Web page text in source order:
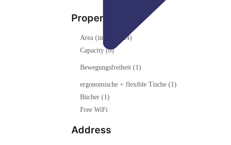
Properties
Area (in sqm) (24)
Capacity (0)
Bewegungsfreiheit (1)
ergonomische + flexible Tische (1)
Bücher (1)
Free WiFi
Address